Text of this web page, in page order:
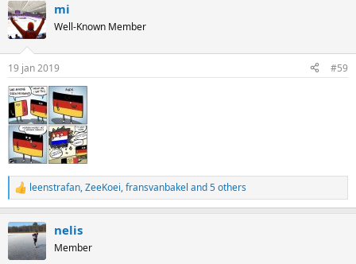
c
t
i
s
:
mi
Well-Known Member
19 jan 2019 #59
R
e
c
t
i
leenstrafan,ZeeKoei,fransvanbakel and 5 others
nelis
Member